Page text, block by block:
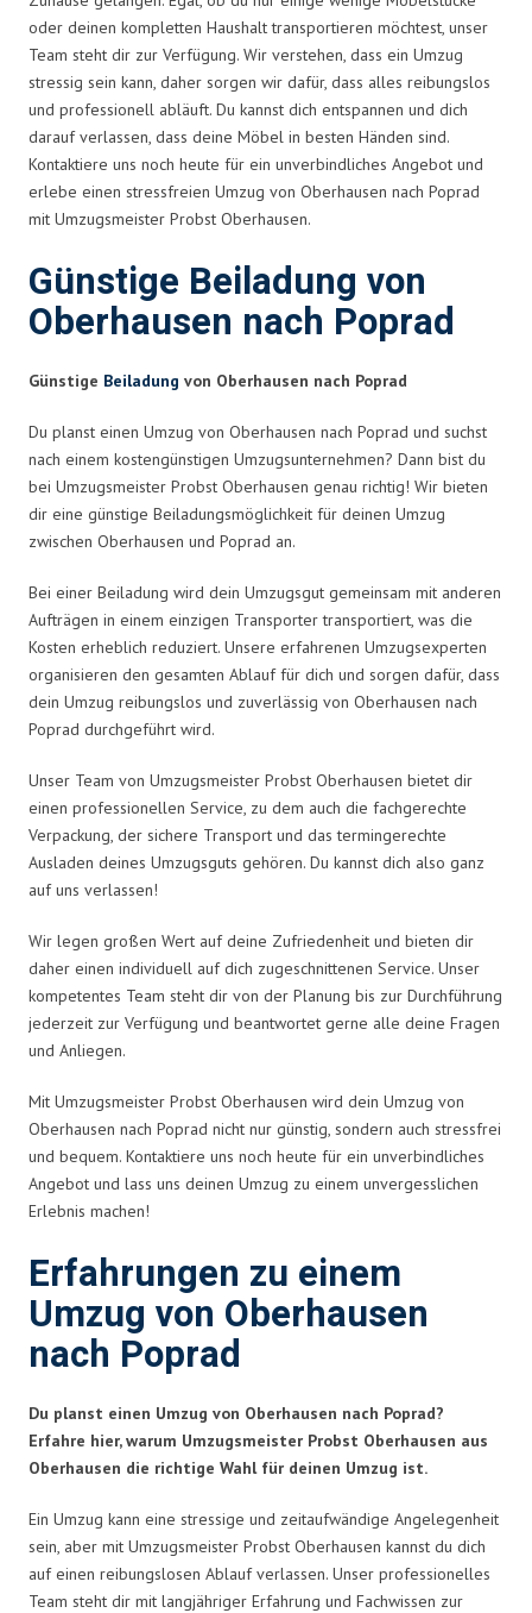
oder deinen kompletten Haushalt transportieren möchtest, unser
Team steht dir zur Verfügung. Wir verstehen, dass ein Umzug
stressig sein kann, daher sorgen wir dafür, dass alles reibungslos
und professionell abläuft. Du kannst dich entspannen und dich
darauf verlassen, dass deine Möbel in besten Händen sind.
Kontaktiere uns noch heute für ein unverbindliches Angebot und
erlebe einen stressfreien Umzug von Oberhausen nach Poprad
mit Umzugsmeister Probst Oberhausen.
Günstige Beiladung von
Oberhausen nach Poprad
Günstige Beiladung von Oberhausen nach Poprad
Du planst einen Umzug von Oberhausen nach Poprad und suchst
nach einem kostengünstigen Umzugsunternehmen? Dann bist du
bei Umzugsmeister Probst Oberhausen genau richtig! Wir bieten
dir eine günstige Beiladungsmöglichkeit für deinen Umzug
zwischen Oberhausen und Poprad an.
Bei einer Beiladung wird dein Umzugsgut gemeinsam mit anderen
Aufträgen in einem einzigen Transporter transportiert, was die
Kosten erheblich reduziert. Unsere erfahrenen Umzugsexperten
organisieren den gesamten Ablauf für dich und sorgen dafür, dass
dein Umzug reibungslos und zuverlässig von Oberhausen nach
Poprad durchgeführt wird.
Unser Team von Umzugsmeister Probst Oberhausen bietet dir
einen professionellen Service, zu dem auch die fachgerechte
Verpackung, der sichere Transport und das termingerechte
Ausladen deines Umzugsguts gehören. Du kannst dich also ganz
auf uns verlassen!
Wir legen großen Wert auf deine Zufriedenheit und bieten dir
daher einen individuell auf dich zugeschnittenen Service. Unser
kompetentes Team steht dir von der Planung bis zur Durchführung
jederzeit zur Verfügung und beantwortet gerne alle deine Fragen
und Anliegen.
Mit Umzugsmeister Probst Oberhausen wird dein Umzug von
Oberhausen nach Poprad nicht nur günstig, sondern auch stressfrei
und bequem. Kontaktiere uns noch heute für ein unverbindliches
Angebot und lass uns deinen Umzug zu einem unvergesslichen
Erlebnis machen!
Erfahrungen zu einem
Umzug von Oberhausen
nach Poprad
Du planst einen Umzug von Oberhausen nach Poprad?
Erfahre hier, warum Umzugsmeister Probst Oberhausen aus
Oberhausen die richtige Wahl für deinen Umzug ist.
Ein Umzug kann eine stressige und zeitaufwändige Angelegenheit
sein, aber mit Umzugsmeister Probst Oberhausen kannst du dich
auf einen reibungslosen Ablauf verlassen. Unser professionelles
Team steht dir mit langjähriger Erfahrung und Fachwissen zur